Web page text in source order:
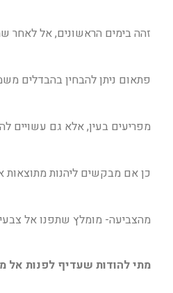
זהה בימים הראשונים, אל לאחר
פתאום ניתן להבחין בהבדלים
מפריעים בעין, אלא גם עשויים
כן אם מבקשים ליהנות מתוצאות
מהצביעה- מומלץ שתפנו אל
מתי להודות שעדיף לפנות אל